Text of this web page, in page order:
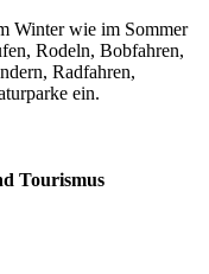
Winter wie im Sommer
Rodeln, Bobfahren,
Radfahren,
ein.
Tourismus